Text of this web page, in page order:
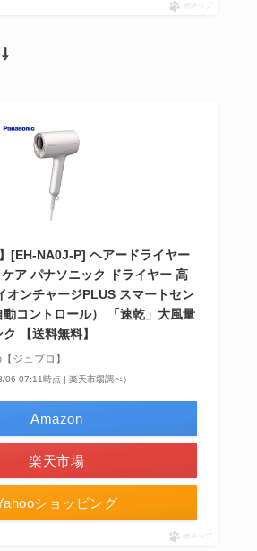
ポチップ
[EH-NA0J-P] ヘアードライヤー
ア パナソニック ドライヤー 高
オンチャージPLUS スマートセン
コントロール） 「速乾」大風量
【送料無料】
ジュプロ】
06 07:11時点 | 楽天市場調べ）
Amazon
楽天市場
ショッピング
ポチップ